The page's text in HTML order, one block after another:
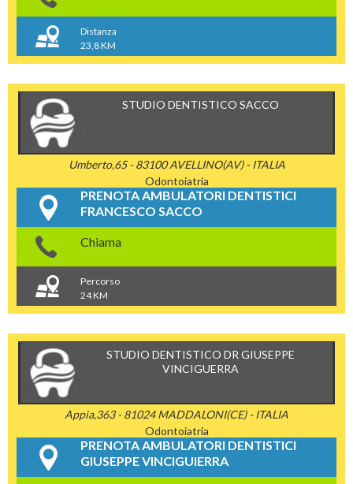
Distanza
23,8 KM
STUDIO DENTISTICO SACCO
Umberto,65 - 83100 AVELLINO(AV) - ITALIA
Odontoiatria
PRENOTA AMBULATORI DENTISTICI
FRANCESCO SACCO
Chiama
Percorso
24 KM
STUDIO DENTISTICO DR GIUSEPPE
VINCIGUERRA
Appia,363 - 81024 MADDALONI(CE) - ITALIA
Odontoiatria
PRENOTA AMBULATORI DENTISTICI
GIUSEPPE VINCIGUIERRA